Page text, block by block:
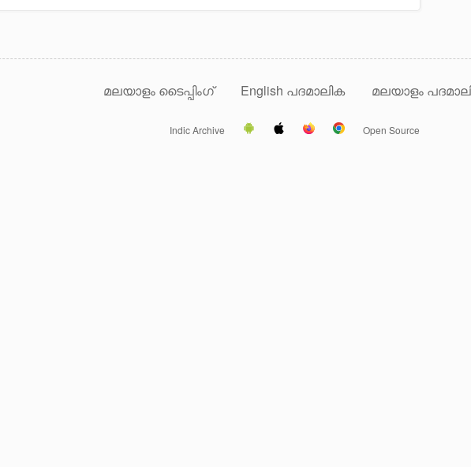
മലയാളം ടൈപ്പിംഗ് English പദമാലിക മലയാളം
Indic Archive Open Source